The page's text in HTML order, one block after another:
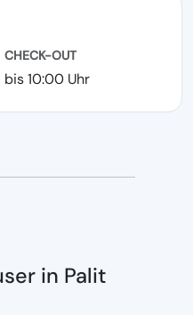
CHECK-OUT
bis 10:00 Uhr
in Palit